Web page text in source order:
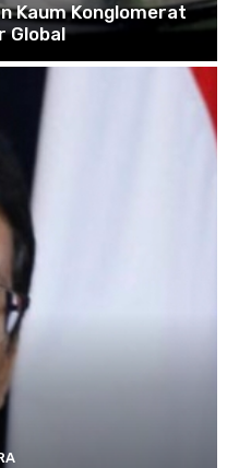
Kaum Konglomerat
Global